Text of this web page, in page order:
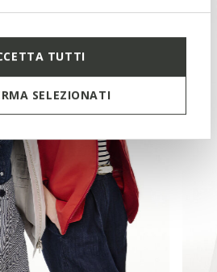
TUTTI
SELEZIONATI